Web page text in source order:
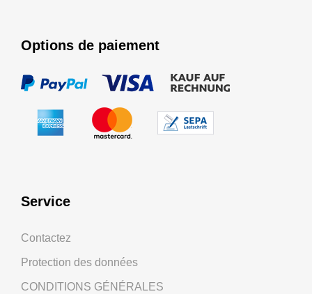
Options de paiement
Service
Contactez
Protection des données
CONDITIONS GÉNÉRALES